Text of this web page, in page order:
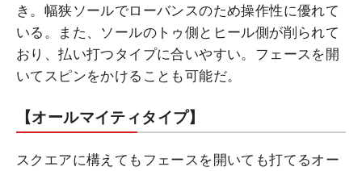
き。幅狭ソールでローバンスのため操作性に優れて
いる。また、ソールのトゥ側とヒール側が削られて
おり、払い打つタイプに合いやすい。フェースを開
いてスピンをかけることも可能だ。
【オールマイティタイプ】
スクエアに構えてもフェースを開いても打てるオー